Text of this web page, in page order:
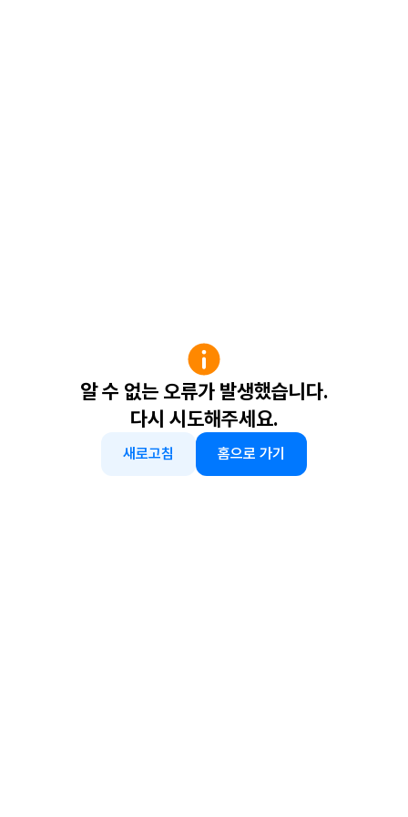
알 수 없는 오류가 발생했습니다.
다시 시도해주세요.
새로고침 홈으로 가기